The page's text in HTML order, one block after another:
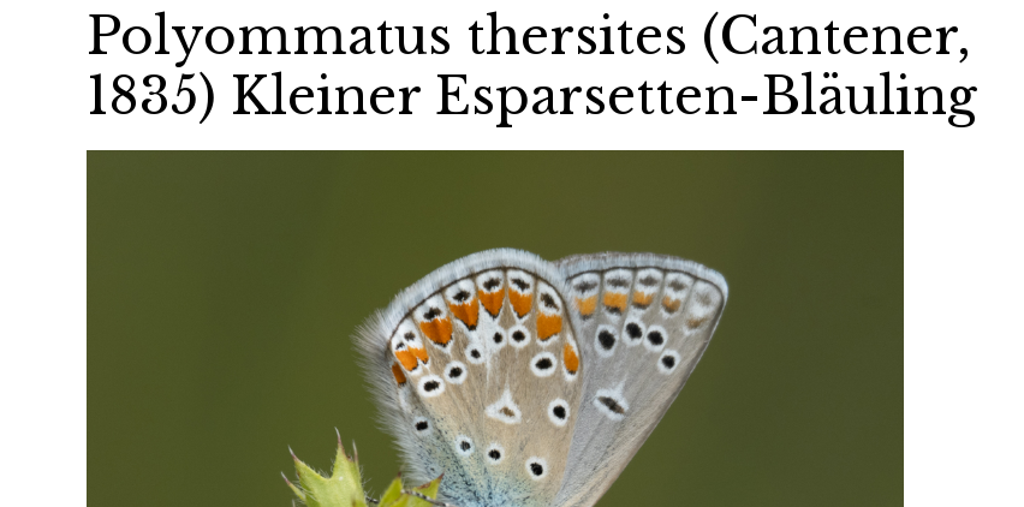
Polyommatus thersites (Cantener,
1835) Kleiner Esparsetten-Bläuling